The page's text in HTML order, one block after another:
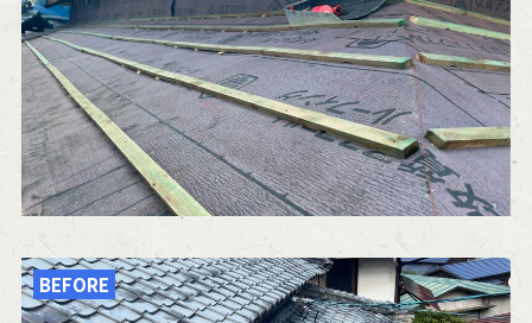
BEFORE